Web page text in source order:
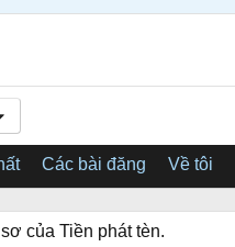
Các bài đăng Về tôi
của Tiền phát tèn.